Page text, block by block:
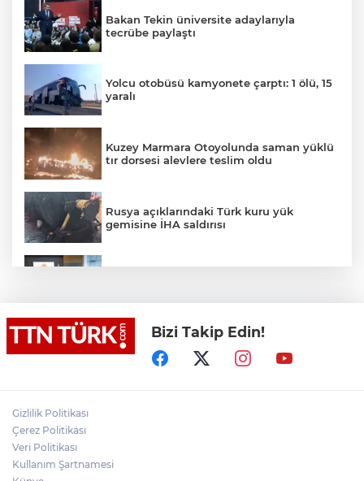
Bakan Tekin üniversite adaylarıyla
tecrübe paylaştı
Yolcu otobüsü kamyonete çarptı: 1 ölü, 15
yaralı
Kuzey Marmara Otoyolunda saman yüklü
tır dorsesi alevlere teslim oldu
Rusya açıklarındaki Türk kuru yük
gemisine İHA saldırısı
Lukaku Fener’e mi, Beşiktaş’a mı geliyor?
Rojin Kabaiş, Hiranur Nilgün Aygar ve
Kıvanç Uman’ın ailelerini hedef alam
Bizi Takip Edin!
Gizlilik Politikası
Çerez Politikası
Veri Politikası
Kullanım Şartnamesi